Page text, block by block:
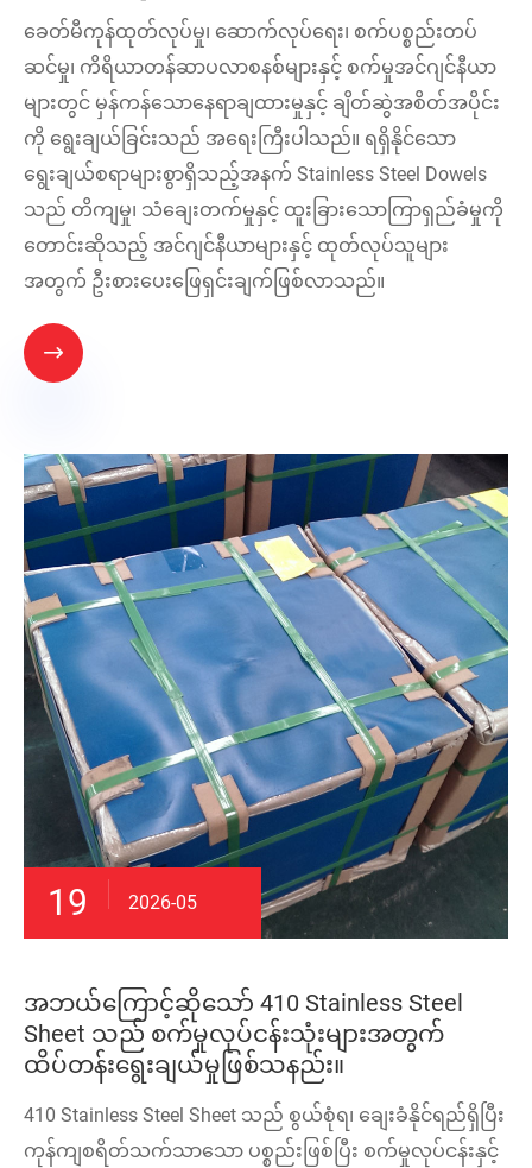
ခေတ်မီကုန်ထုတ်လုပ်မှု၊ ဆောက်လုပ်ရေး၊ စက်ပစ္စည်းတပ်
ဆင်မှု၊ ကိရိယာတန်ဆာပလာစနစ်များနှင့် စက်မှုအင်ဂျင်နီယာ
များတွင် မှန်ကန်သောနေရာချထားမှုနှင့် ချိတ်ဆွဲအစိတ်အပိုင်း
ကို ရွေးချယ်ခြင်းသည် အရေးကြီးပါသည်။ ရရှိနိုင်သော
ရွေးချယ်စရာများစွာရှိသည့်အနက် Stainless Steel Dowels
သည် တိကျမှု၊ သံချေးတက်မှုနှင့် ထူးခြားသောကြာရှည်ခံမှုကို
တောင်းဆိုသည့် အင်ဂျင်နီယာများနှင့် ထုတ်လုပ်သူများ
အတွက် ဦးစားပေးဖြေရှင်းချက်ဖြစ်လာသည်။

19 2026-05
အဘယ်ကြောင့်ဆိုသော် 410 Stainless Steel
Sheet သည် စက်မှုလုပ်ငန်းသုံးများအတွက်
ထိပ်တန်းရွေးချယ်မှုဖြစ်သနည်း။
410 Stainless Steel Sheet သည် စွယ်စုံရ၊ ချေးခံနိုင်ရည်ရှိပြီး
ကုန်ကျစရိတ်သက်သာသော ပစ္စည်းဖြစ်ပြီး စက်မှုလုပ်ငန်းနှင့်